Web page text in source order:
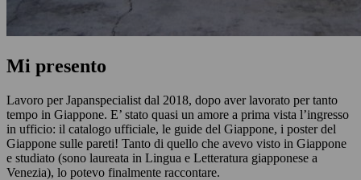
Mi presento
Lavoro per Japanspecialist dal 2018, dopo aver lavorato per tanto
tempo in Giappone. E’ stato quasi un amore a prima vista l’ingresso
in ufficio: il catalogo ufficiale, le guide del Giappone, i poster del
Giappone sulle pareti! Tanto di quello che avevo visto in Giappone
e studiato (sono laureata in Lingua e Letteratura giapponese a
Venezia), lo potevo finalmente raccontare.